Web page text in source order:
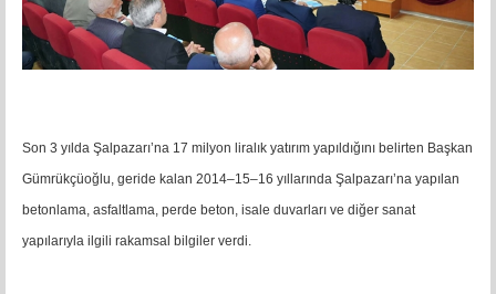
Son 3 yılda Şalpazarı’na 17 milyon liralık yatırım yapıldığını belirten Başkan
Gümrükçüoğlu, geride kalan 2014–15–16 yıllarında Şalpazarı’na yapılan
betonlama, asfaltlama, perde beton, isale duvarları ve diğer sanat
yapılarıyla ilgili rakamsal bilgiler verdi.